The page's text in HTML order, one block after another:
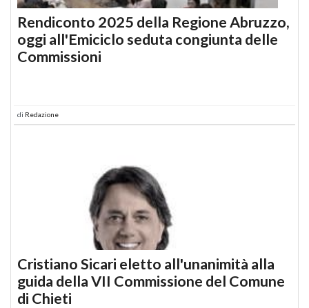
Rendiconto 2025 della Regione Abruzzo,
oggi all'Emiciclo seduta congiunta delle
Commissioni
di Redazione
Cristiano Sicari eletto all'unanimità alla
guida della VII Commissione del Comune
di Chieti